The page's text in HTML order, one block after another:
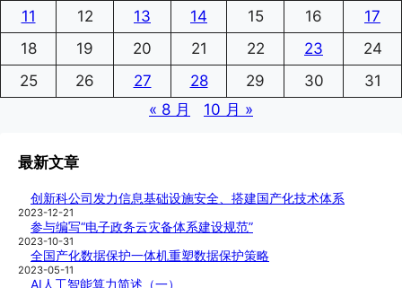
11
12 13 14 15 16
17
18
19 20 21 22 23
24
25
26 27 28 29 30
31
« 8 月
10 月 »
最新文章
创新科公司发力信息基础设施安全、搭建国产化技术体系
2023-12-21
参与编写“电子政务云灾备体系建设规范”
2023-10-31
全国产化数据保护一体机重塑数据保护策略
2023-05-11
AI人工智能算力简述（一）